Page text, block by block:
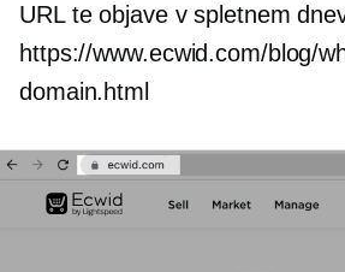
URL te objave v spletnem
https://www.ecwid.com/blog/
domain.html